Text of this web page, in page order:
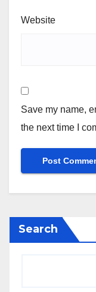
Website
Save my name,
the next time I
Search